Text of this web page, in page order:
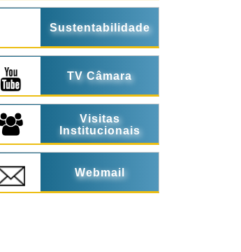
Sustentabilidade
TV Câmara
Visitas
Institucionais
Webmail